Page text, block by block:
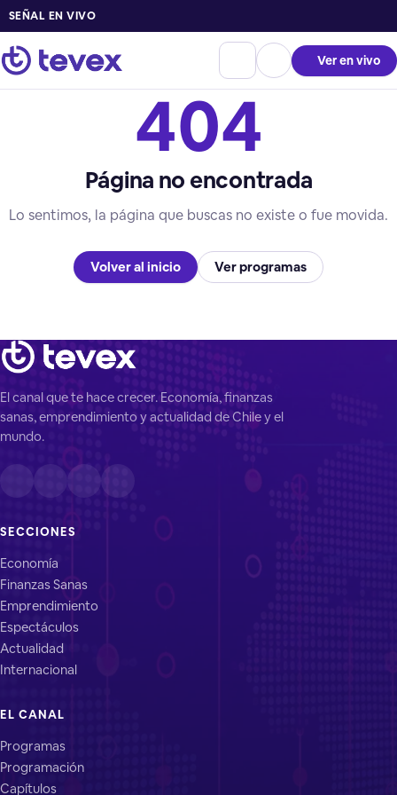
SEÑAL EN VIVO
Ver en vivo
404
Página no encontrada
Lo sentimos, la página que buscas no existe o fue movida.
Volver al inicio Ver programas
El canal que te hace crecer. Economía, finanzas
sanas, emprendimiento y actualidad de Chile y el
mundo.
SECCIONES
Economía
Finanzas Sanas
Emprendimiento
Espectáculos
Actualidad
Internacional
EL CANAL
Programas
Programación
Capítulos